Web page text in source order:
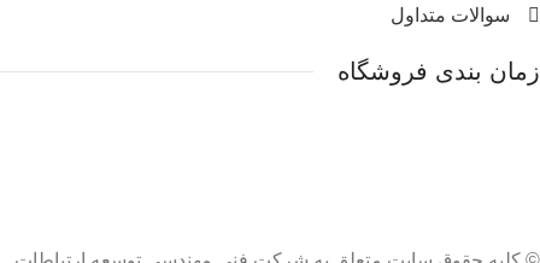
سوالات متداول
زمان بندی فروشگاه